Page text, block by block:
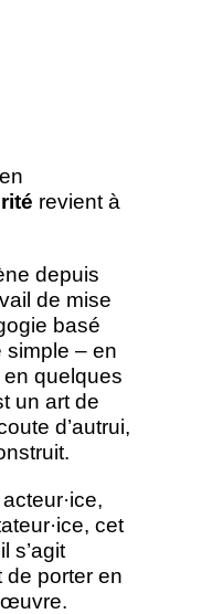
revient à
depuis
de mise
basé
simple – en
quelques
un art de
d’autrui,
cet
s’agit
de porter en